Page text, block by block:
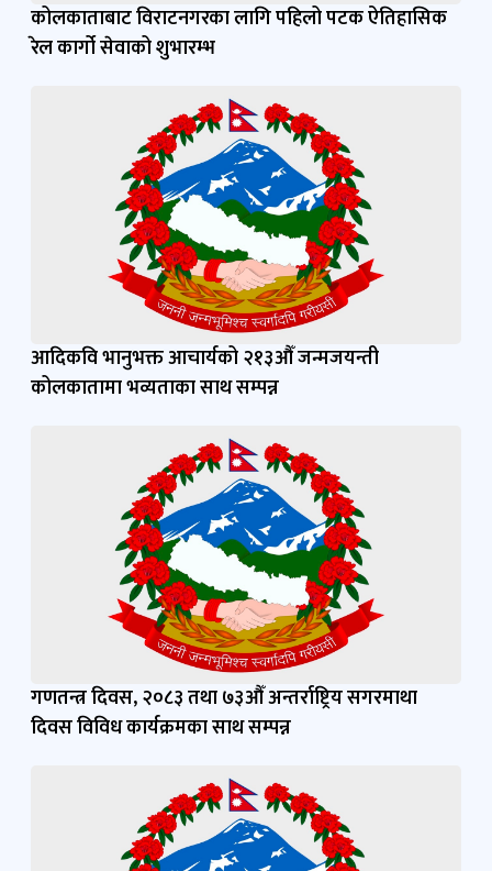
कोलकाताबाट विराटनगरका लागि पहिलो पटक ऐतिहासिक
रेल कार्गो सेवाको शुभारम्भ
आदिकवि भानुभक्त आचार्यको २१३औँ जन्मजयन्ती
कोलकातामा भव्यताका साथ सम्पन्न
गणतन्त्र दिवस, २०८३ तथा ७३औँ अन्तर्राष्ट्रिय सगरमाथा
दिवस विविध कार्यक्रमका साथ सम्पन्न